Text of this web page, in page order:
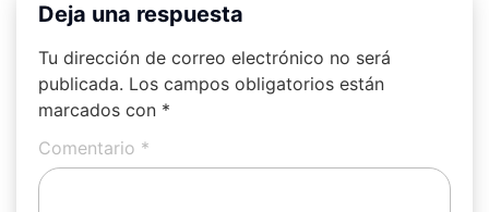
Deja una respuesta
Tu dirección de correo electrónico no será
publicada. Los campos obligatorios están
marcados con *
Comentario *